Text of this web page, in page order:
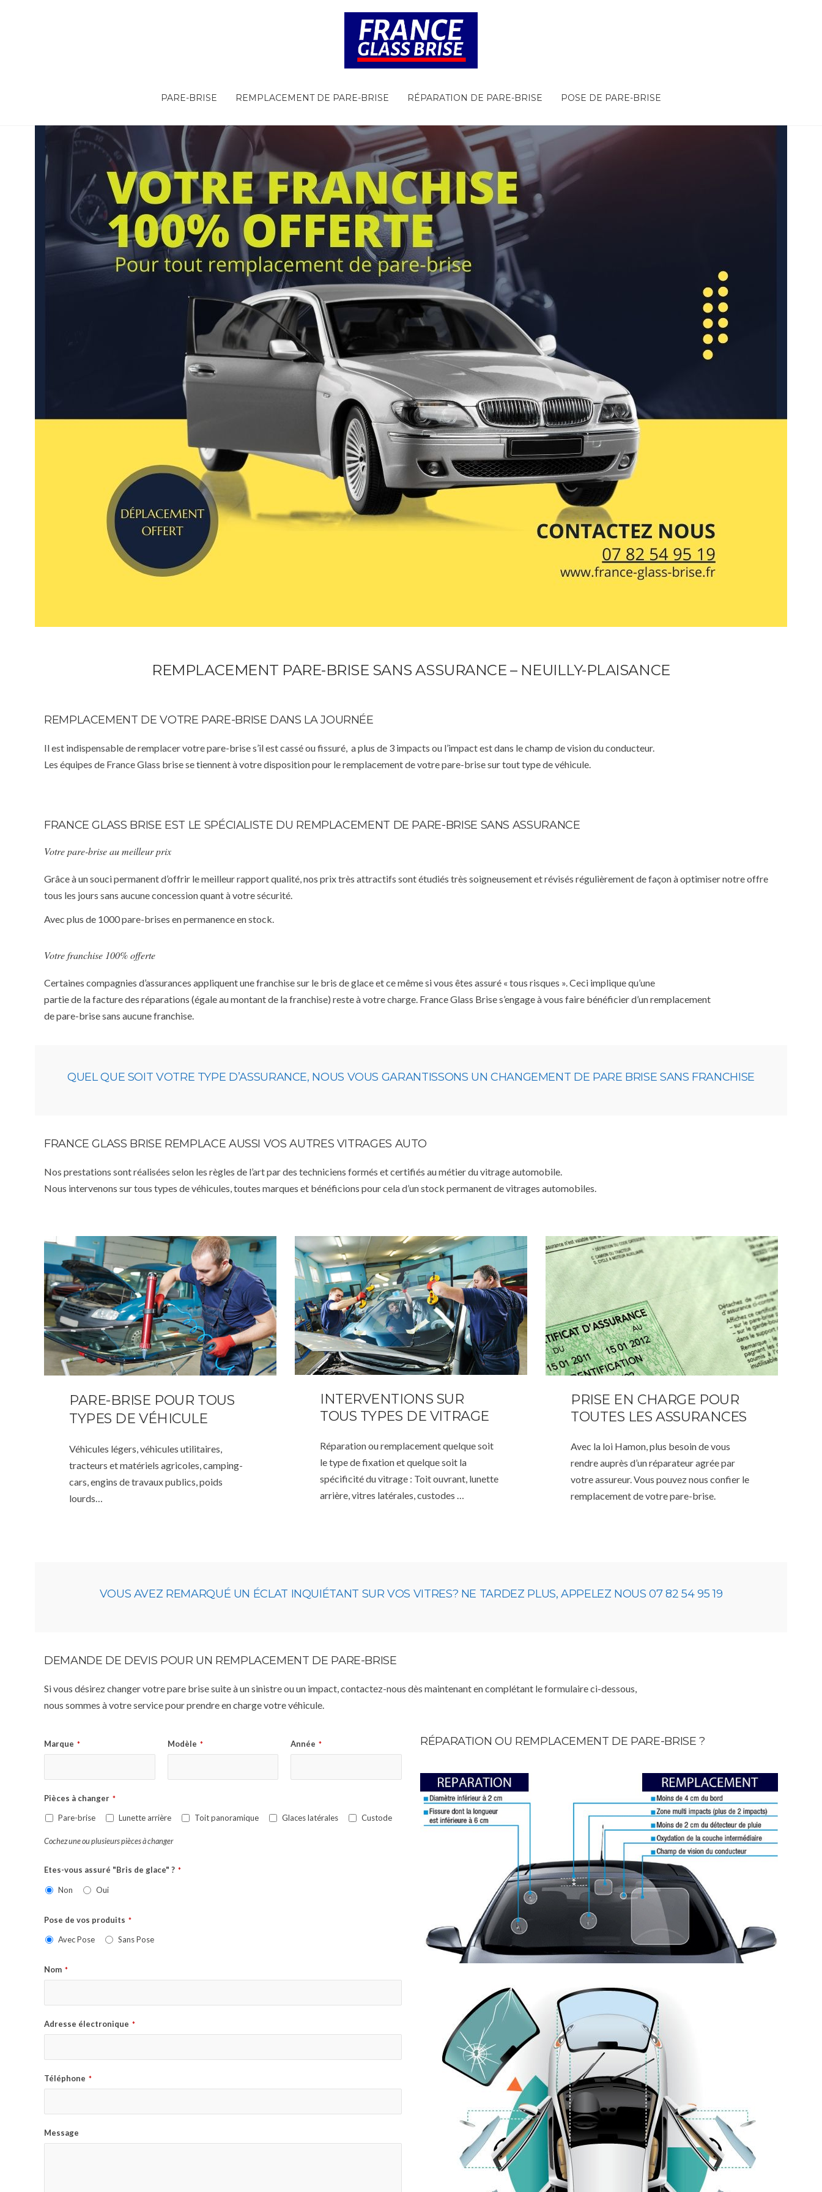
PARE-BRISE REMPLACEMENT DE PARE-BRISE RÉPARATION DE PARE-BRISE POSE DE PARE-BRISE
REMPLACEMENT PARE-BRISE SANS ASSURANCE – NEUILLY-PLAISANCE
REMPLACEMENT DE VOTRE PARE-BRISE DANS LA JOURNÉE
Il est indispensable de remplacer votre pare-brise s’il est cassé ou fissuré, a plus de 3 impacts ou l’impact est dans le champ de vision du conducteur.
Les équipes de France Glass brise se tiennent à votre disposition pour le remplacement de votre pare-brise sur tout type de véhicule.
FRANCE GLASS BRISE EST LE SPÉCIALISTE DU REMPLACEMENT DE PARE-BRISE SANS ASSURANCE
Votre pare-brise au meilleur prix
Grâce à un souci permanent d’offrir le meilleur rapport qualité, nos prix très attractifs sont étudiés très soigneusement et révisés régulièrement de façon à optimiser notre offre
tous les jours sans aucune concession quant à votre sécurité.
Avec plus de 1000 pare-brises en permanence en stock.
Votre franchise 100% offerte
Certaines compagnies d’assurances appliquent une franchise sur le bris de glace et ce même si vous êtes assuré « tous risques ». Ceci implique qu’une
partie de la facture des réparations (égale au montant de la franchise) reste à votre charge. France Glass Brise s’engage à vous faire bénéficier d’un remplacement
de pare-brise sans aucune franchise.
QUEL QUE SOIT VOTRE TYPE D’ASSURANCE, NOUS VOUS GARANTISSONS UN CHANGEMENT DE PARE BRISE SANS FRANCHISE
FRANCE GLASS BRISE REMPLACE AUSSI VOS AUTRES VITRAGES AUTO
Nos prestations sont réalisées selon les règles de l’art par des techniciens formés et certifiés au métier du vitrage automobile.
Nous intervenons sur tous types de véhicules, toutes marques et bénéficions pour cela d’un stock permanent de vitrages automobiles.
PARE-BRISE POUR TOUS
TYPES DE VÉHICULE
Véhicules légers, véhicules utilitaires,
tracteurs et matériels agricoles, camping-
cars, engins de travaux publics, poids
lourds…
INTERVENTIONS SUR
TOUS TYPES DE VITRAGE
Réparation ou remplacement quelque soit
le type de fixation et quelque soit la
spécificité du vitrage : Toit ouvrant, lunette
arrière, vitres latérales, custodes …
PRISE EN CHARGE POUR
TOUTES LES ASSURANCES
Avec la loi Hamon, plus besoin de vous
rendre auprès d’un réparateur agrée par
votre assureur. Vous pouvez nous confier le
remplacement de votre pare-brise.
VOUS AVEZ REMARQUÉ UN ÉCLAT INQUIÉTANT SUR VOS VITRES? NE TARDEZ PLUS, APPELEZ NOUS 07 82 54 95 19
DEMANDE DE DEVIS POUR UN REMPLACEMENT DE PARE-BRISE
Si vous désirez changer votre pare brise suite à un sinistre ou un impact, contactez-nous dès maintenant en complétant le formulaire ci-dessous,
nous sommes à votre service pour prendre en charge votre véhicule.
Marque * Modèle * Année *
Pièces à changer *
Pare-brise Lunette arrière Toit panoramique Glaces latérales Custode
Cochez une ou plusieurs pièces à changer
Etes-vous assuré "Bris de glace" ? *
Non Oui
Pose de vos produits *
Avec Pose Sans Pose
Nom *
Adresse électronique *
Téléphone *
Message
RÉPARATION OU REMPLACEMENT DE PARE-BRISE ?